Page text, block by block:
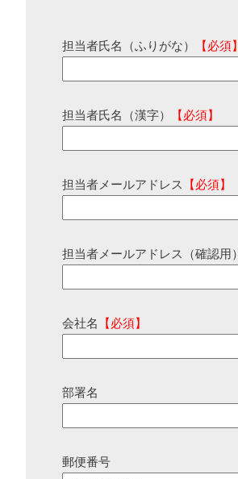
担当者氏名（ふりがな） 【必須】
担当者氏名（漢字） 【必須】
担当者メールアドレス 【必須】
担当者メールアドレス（確認用）
会社名 【必須】
部署名
郵便番号